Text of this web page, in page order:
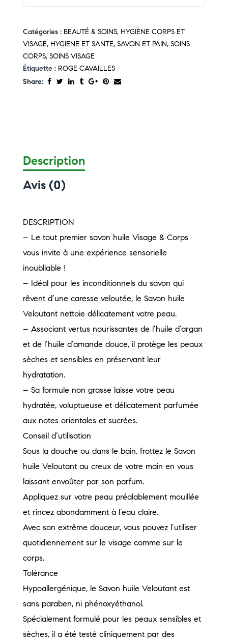
Catégories : BEAUTÉ & SOINS, HYGIÈNE CORPS ET
VISAGE, HYGIENE ET SANTE, SAVON ET PAIN, SOINS
CORPS, SOINS VISAGE
Étiquette : ROGE CAVAILLES
Share:
Description
Avis (0)
DESCRIPTION
– Le tout premier savon huile Visage & Corps
vous invite à une expérience sensorielle
inoubliable !
– Idéal pour les inconditionnels du savon qui
rêvent d’une caresse veloutée, le Savon huile
Veloutant nettoie délicatement votre peau.
– Associant vertus nourissantes de l’huile d’argan
et de l’huile d’amande douce, il protège les peaux
sèches et sensibles en préservant leur
hydratation.
– Sa formule non grasse laisse votre peau
hydratée, voluptueuse et délicatement parfumée
aux notes orientales et sucrées.
Conseil d’utilisation
Sous la douche ou dans le bain, frottez le Savon
huile Veloutant au creux de votre main en vous
laissant envoûter par son parfum.
Appliquez sur votre peau préalablement mouillée
et rincez abondamment à l’eau claire.
Avec son extrême douceur, vous pouvez l’utiliser
quotidiennement sur le visage comme sur le
corps.
Tolérance
Hypoallergénique, le Savon huile Veloutant est
sans paraben, ni phénoxyéthanol.
Spécialement formulé pour les peaux sensibles et
sèches, il a été testé cliniquement par des